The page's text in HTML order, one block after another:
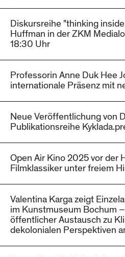
Diskursreihe "thinking
Huffman in der ZKM
18:30 Uhr
Professorin Anne Duk Hee
internationale Präsenz mit
Neue Veröffentlichung von
Publikationsreihe
Open Air Kino 2025 vor der
Filmklassiker unter freiem
Valentina Karga zeigt
im Kunstmuseum Bochum
öffentlicher Austausch zu
dekolonialen Perspektiven